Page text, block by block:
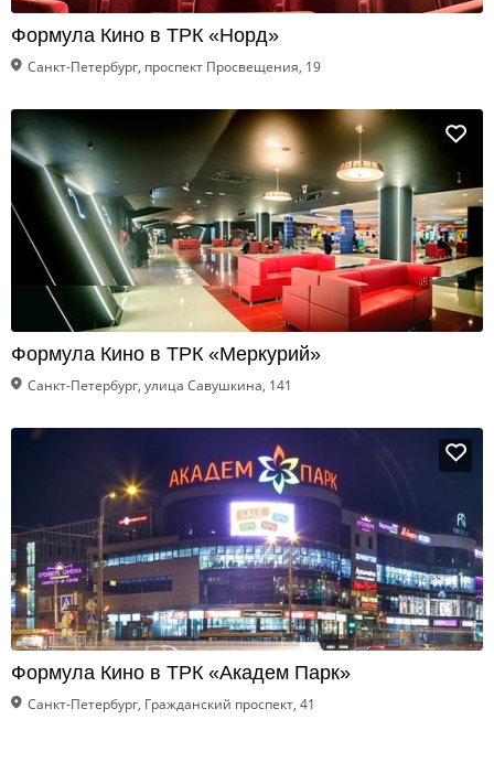
Формула Кино в ТРК «Норд»
Санкт-Петербург, проспект Просвещения, 19
Формула Кино в ТРК «Меркурий»
Санкт-Петербург, улица Савушкина, 141
Формула Кино в ТРК «Академ Парк»
Санкт-Петербург, Гражданский проспект, 41